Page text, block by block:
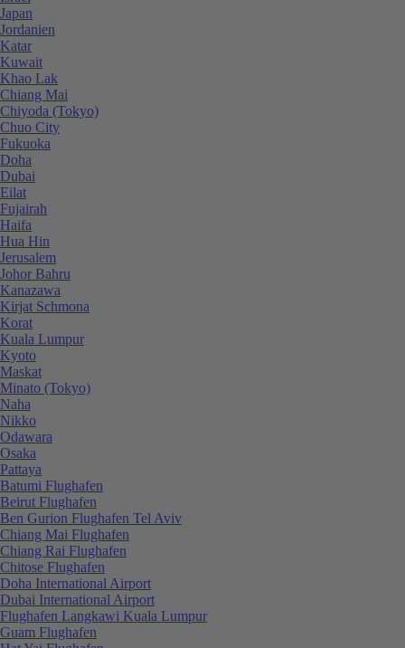
Japan
Jordanien
Katar
Kuwait
Khao Lak
Chiang Mai
Chiyoda (Tokyo)
Chuo City
Fukuoka
Doha
Dubai
Eilat
Fujairah
Haifa
Hua Hin
Jerusalem
Johor Bahru
Kanazawa
Kirjat Schmona
Korat
Kuala Lumpur
Kyoto
Maskat
Minato (Tokyo)
Naha
Nikko
Odawara
Osaka
Pattaya
Batumi Flughafen
Beirut Flughafen
Ben Gurion Flughafen Tel Aviv
Chiang Mai Flughafen
Chiang Rai Flughafen
Chitose Flughafen
Doha International Airport
Dubai International Airport
Flughafen Langkawi Kuala Lumpur
Guam Flughafen